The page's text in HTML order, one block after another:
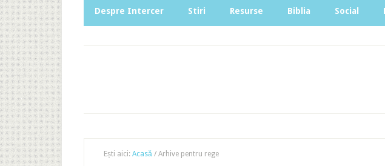
Despre Intercer Stiri Resurse Biblia Social
Ești aici: Acasă / Arhive pentru rege